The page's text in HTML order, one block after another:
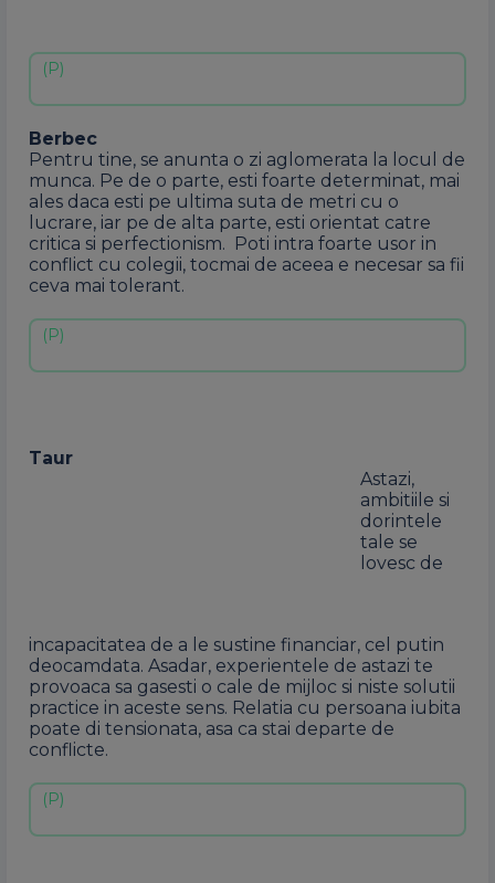
Berbec
Pentru tine, se anunta o zi aglomerata la locul de
munca. Pe de o parte, esti foarte determinat, mai
ales daca esti pe ultima suta de metri cu o
lucrare, iar pe de alta parte, esti orientat catre
critica si perfectionism. Poti intra foarte usor in
conflict cu colegii, tocmai de aceea e necesar sa fii
ceva mai tolerant.
Taur
Astazi,
ambitiile si
dorintele
tale se
lovesc de
incapacitatea de a le sustine financiar, cel putin
deocamdata. Asadar, experientele de astazi te
provoaca sa gasesti o cale de mijloc si niste solutii
practice in aceste sens. Relatia cu persoana iubita
poate di tensionata, asa ca stai departe de
conflicte.